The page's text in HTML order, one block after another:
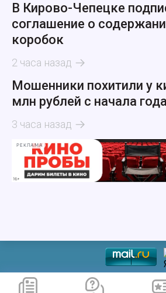
В Кирово-Чепецке
соглашение о
коробок
2 часа назад
Мошенники похитили у
млн рублей с начала года
3 часа назад
РЕКЛАМА